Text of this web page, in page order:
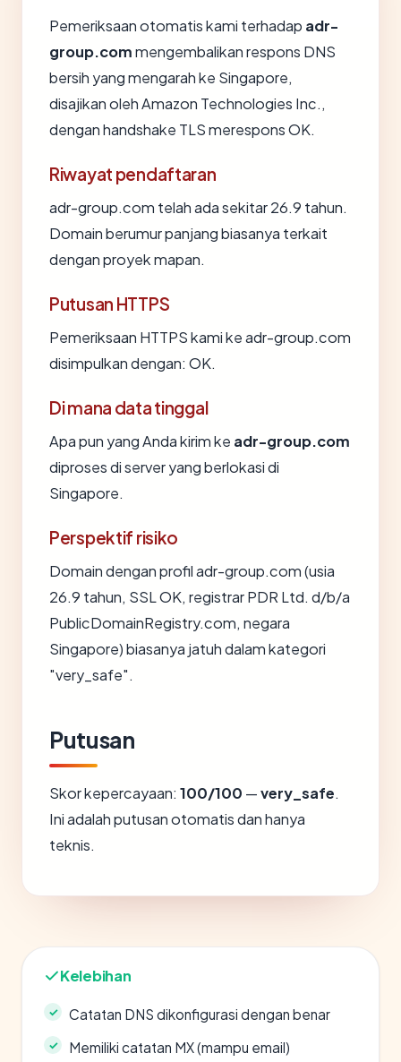
Pemeriksaan otomatis kami terhadap adr-
group.commengembalikan respons DNS
bersih yang mengarah ke Singapore,
disajikan oleh Amazon Technologies Inc.,
dengan handshake TLS merespons OK.
Riwayat pendaftaran
adr-group.com telah ada sekitar 26.9 tahun.
Domain berumur panjang biasanya terkait
dengan proyek mapan.
Putusan HTTPS
Pemeriksaan HTTPS kami ke adr-group.com
disimpulkan dengan: OK.
Di mana data tinggal
Apa pun yang Anda kirim ke adr-group.com
diproses di server yang berlokasi di
Singapore.
Perspektif risiko
Domain dengan profil adr-group.com (usia
26.9 tahun, SSL OK, registrar PDR Ltd. d/b/a
PublicDomainRegistry.com, negara
Singapore) biasanya jatuh dalam kategori
"very_safe".
Putusan
Skor kepercayaan: 100/100 —very_safe.
Ini adalah putusan otomatis dan hanya
teknis.
Kelebihan
Catatan DNS dikonfigurasi dengan benar
Memiliki catatan MX (mampu email)